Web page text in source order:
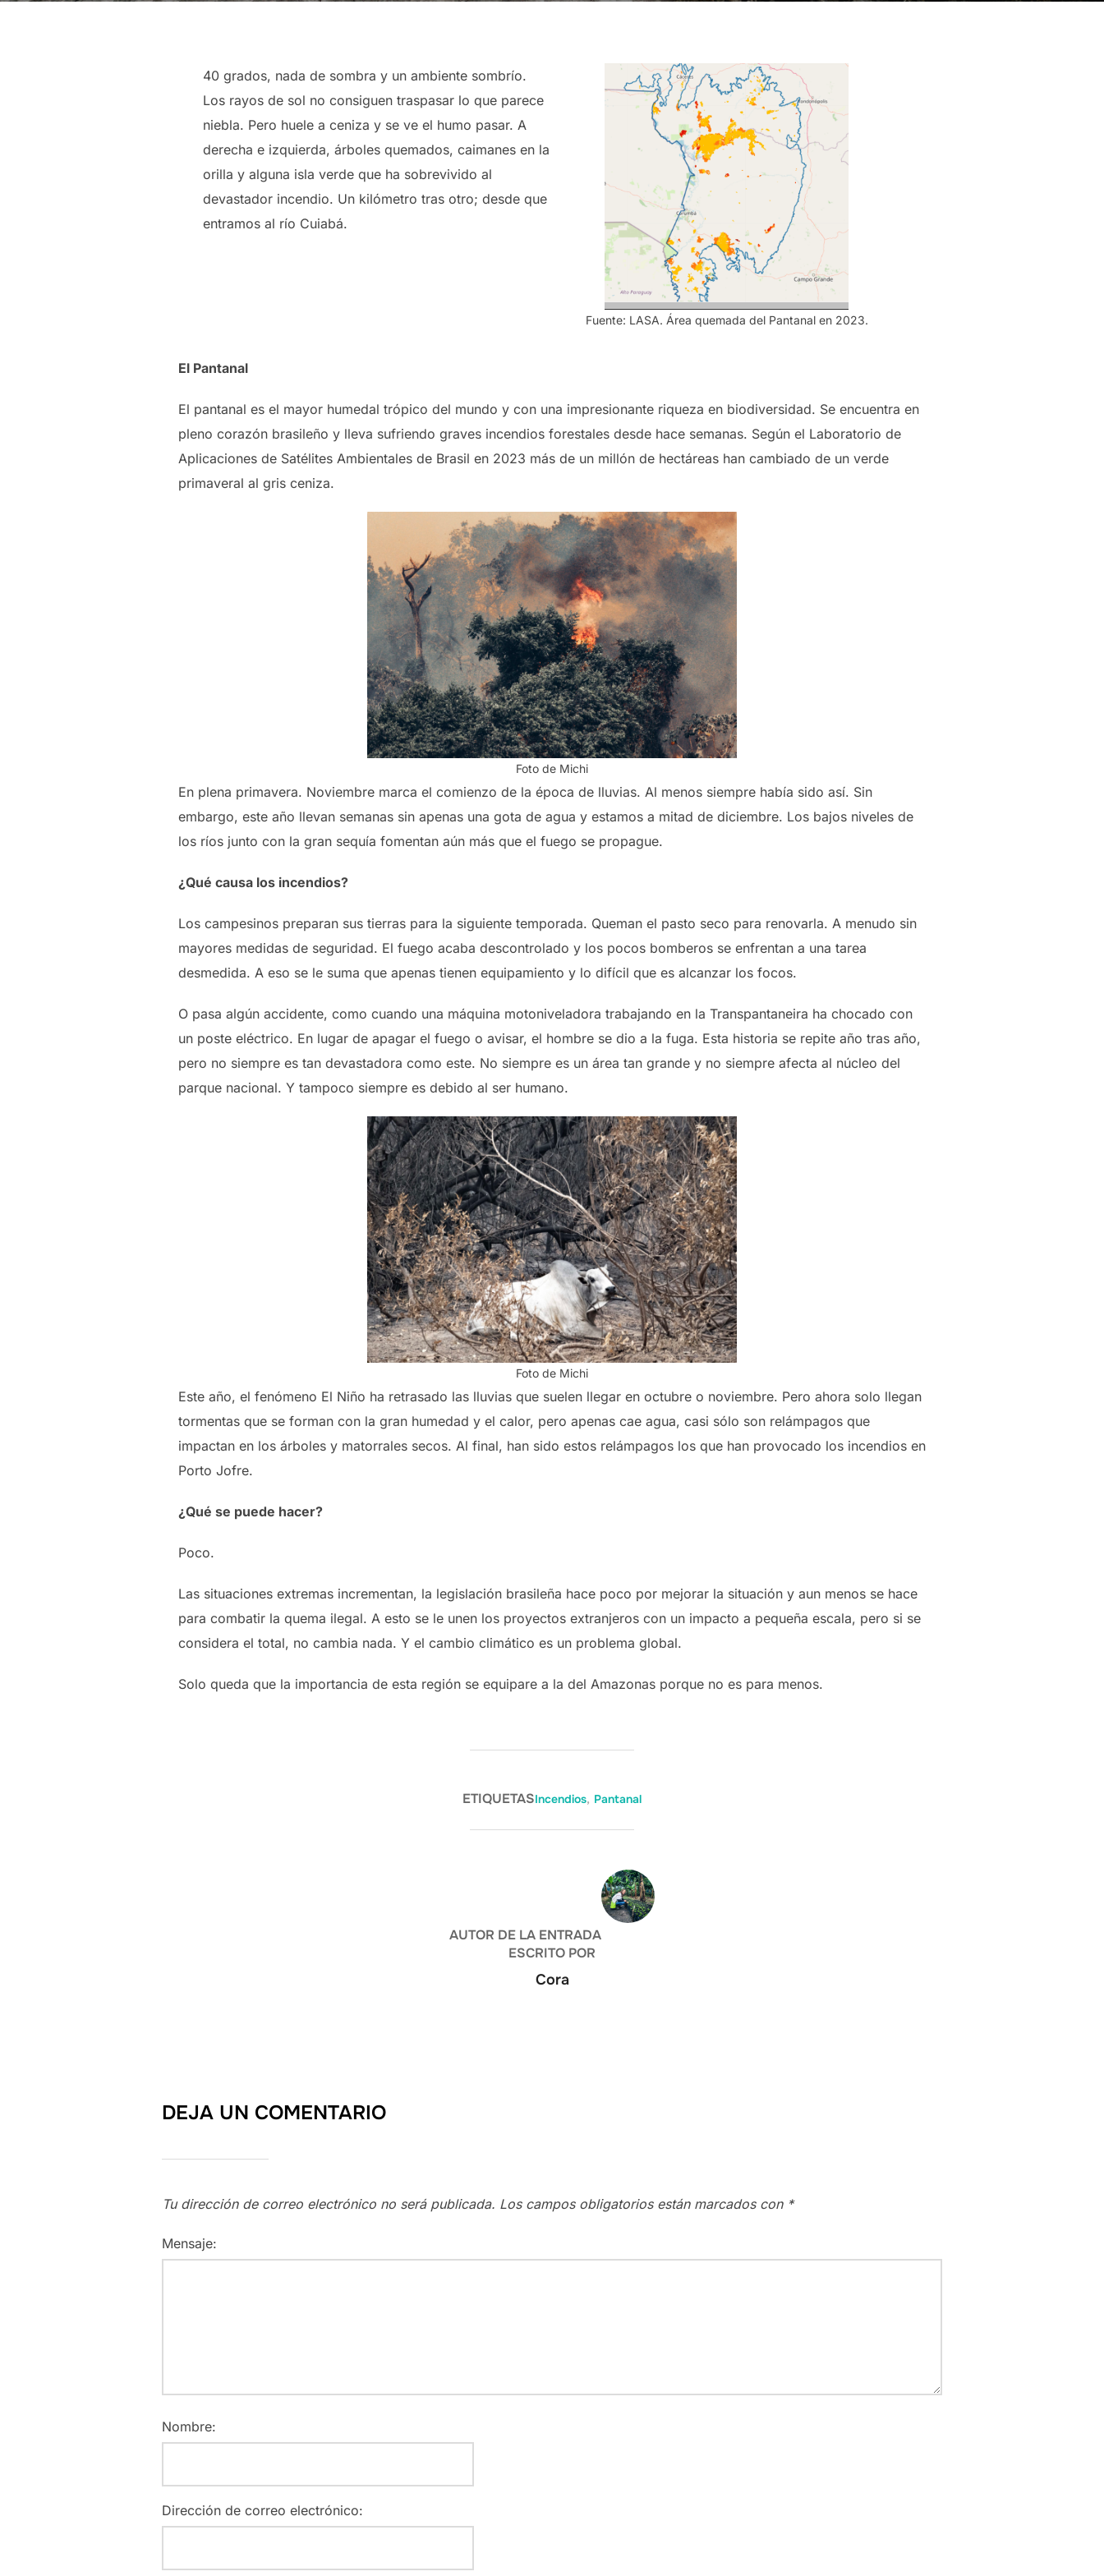
40 grados, nada de sombra y un ambiente sombrío.
Los rayos de sol no consiguen traspasar lo que parece
niebla. Pero huele a ceniza y se ve el humo pasar. A
derecha e izquierda, árboles quemados, caimanes en la
orilla y alguna isla verde que ha sobrevivido al
devastador incendio. Un kilómetro tras otro; desde que
entramos al río Cuiabá.
Fuente: LASA. Área quemada del Pantanal en 2023.
El Pantanal
El pantanal es el mayor humedal trópico del mundo y con una impresionante riqueza en biodiversidad. Se encuentra en
pleno corazón brasileño y lleva sufriendo graves incendios forestales desde hace semanas. Según el Laboratorio de
Aplicaciones de Satélites Ambientales de Brasil en 2023 más de un millón de hectáreas han cambiado de un verde
primaveral al gris ceniza.
Foto de Michi
En plena primavera. Noviembre marca el comienzo de la época de lluvias. Al menos siempre había sido así. Sin
embargo, este año llevan semanas sin apenas una gota de agua y estamos a mitad de diciembre. Los bajos niveles de
los ríos junto con la gran sequía fomentan aún más que el fuego se propague.
¿Qué causa los incendios?
Los campesinos preparan sus tierras para la siguiente temporada. Queman el pasto seco para renovarla. A menudo sin
mayores medidas de seguridad. El fuego acaba descontrolado y los pocos bomberos se enfrentan a una tarea
desmedida. A eso se le suma que apenas tienen equipamiento y lo difícil que es alcanzar los focos.
O pasa algún accidente, como cuando una máquina motoniveladora trabajando en la Transpantaneira ha chocado con
un poste eléctrico. En lugar de apagar el fuego o avisar, el hombre se dio a la fuga. Esta historia se repite año tras año,
pero no siempre es tan devastadora como este. No siempre es un área tan grande y no siempre afecta al núcleo del
parque nacional. Y tampoco siempre es debido al ser humano.
Foto de Michi
Este año, el fenómeno El Niño ha retrasado las lluvias que suelen llegar en octubre o noviembre. Pero ahora solo llegan
tormentas que se forman con la gran humedad y el calor, pero apenas cae agua, casi sólo son relámpagos que
impactan en los árboles y matorrales secos. Al final, han sido estos relámpagos los que han provocado los incendios en
Porto Jofre.
¿Qué se puede hacer?
Poco.
Las situaciones extremas incrementan, la legislación brasileña hace poco por mejorar la situación y aun menos se hace
para combatir la quema ilegal. A esto se le unen los proyectos extranjeros con un impacto a pequeña escala, pero si se
considera el total, no cambia nada. Y el cambio climático es un problema global.
Solo queda que la importancia de esta región se equipare a la del Amazonas porque no es para menos.
ETIQUETASIncendios, Pantanal
AUTOR DE LA ENTRADA
ESCRITO POR
Cora
DEJA UN COMENTARIO
Tu dirección de correo electrónico no será publicada. Los campos obligatorios están marcados con *
Mensaje:
Nombre:
Dirección de correo electrónico: